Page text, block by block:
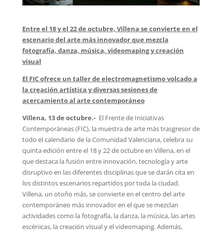
Entre el 18 y el 22 de octubre, Villena se convierte en el
escenario del arte más innovador que mezcla
fotografía, danza, música, videomaping y creación
visual
El FIC ofrece un taller de electromagnetismo volcado a
la creación artística y diversas sesiones de
acercamiento al arte contemporáneo
Villena, 13 de octubre.- El Frente de Iniciativas
Contemporáneas (FIC), la muestra de arte más trasgresor de
todo el calendario de la Comunidad Valenciana, celebra su
quinta edición entre el 18 y 22 de octubre en Villena, en el
que destaca la fusión entre innovación, tecnología y arte
disruptivo en las diferentes disciplinas que se darán cita en
los distintos escenarios repartidos por toda la ciudad.
Villena, un otoño más, se convierte en el centro del arte
contemporáneo más innovador en el que se mezclan
actividades como la fotografía, la danza, la música, las artes
escénicas, la creación visual y el videomaping. Además,